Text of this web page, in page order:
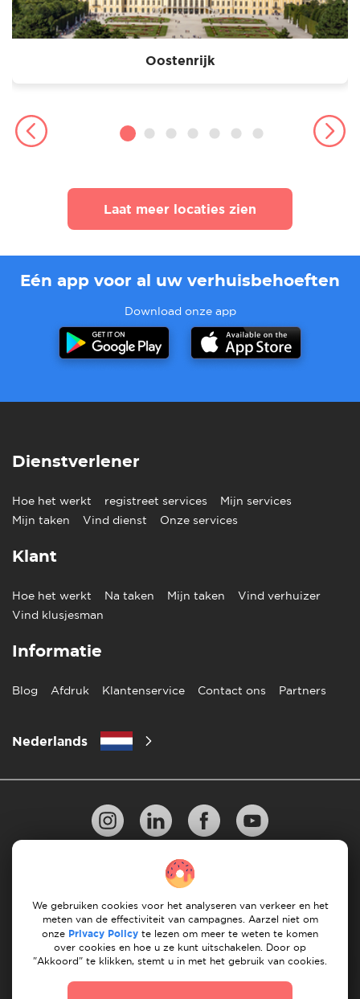
Laat meer locaties zien
Oostenrijk
Eén app voor al uw verhuisbehoeften
Download onze app
Dienstverlener
Hoe het werkt registreet services
Mijn services
Mijn taken
Vind dienst Onze services
Klant
Hoe het werkt Na taken Mijn taken
Vind verhuizer
Vind klusjesman
Informatie
Blog Afdruk Klantenservice Contact ons Partners
Nederlands
10 regels voor succesvol verhuizen
Richtlijnen voor betaling Algemene Voorwaarden
Annuleren & terugbetalingen
We gebruiken cookies voor het analyseren van verkeer en het
meten van de effectiviteit van campagnes. Aarzel niet om
onze Privacy Policy te lezen om meer te weten te komen
over cookies en hoe u ze kunt uitschakelen. Door op
"Akkoord" te klikken, stemt u in met het gebruik van cookies.